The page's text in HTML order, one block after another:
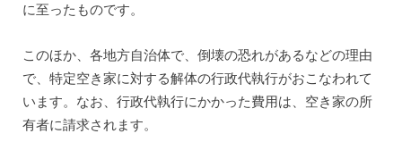
に至ったものです。
このほか、各地方自治体で、倒壊の恐れがあるなどの理由
で、特定空き家に対する解体の行政代執行がおこなわれて
います。なお、行政代執行にかかった費用は、空き家の所
有者に請求されます。